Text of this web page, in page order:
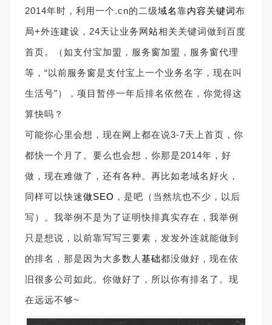
2014年时，利用一个.cn的二级域名靠内容关键词布
局+外连建设，24天让业务网站相关关键词做到百度
首页。（如支付宝加盟，服务窗加盟，服务窗代理
等，“以前服务窗是支付宝上一个业务名字，现在叫
生活号”），项目暂停一年后排名依然在，你觉得这
算快吗？
可能你心里会想，现在网上都在说3-7天上首页，你
都快一个月了。要么也会想，你那是2014年，好
做，现在难做了，还有各种。再比如老域名好火，
同样可以快速做SEO ，是吧（当然坑也不少，以后
写）。我举例不是为了证明快排真实存在，我举例
只是想说，以前靠写写三要素，发发外连就能做到
的排名，那是因为大多数人 基础都没做好，现在依
旧很多公司如此。你做好了，所以你有排名了。现
在远远不够~